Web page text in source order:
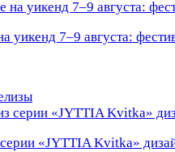
уикенд 7–9 августа:
«JYTTIA Kvitka»